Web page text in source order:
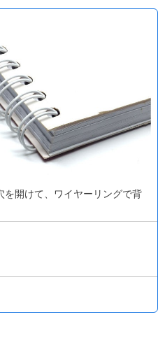
を開けて、ワイヤーリングで背